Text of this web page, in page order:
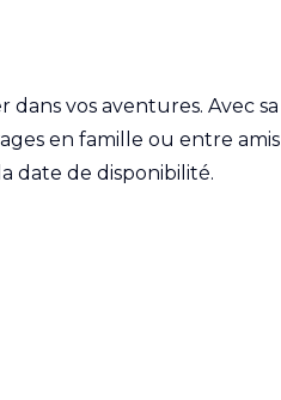
dans vos aventures. Avec sa
en famille ou entre amis
date de disponibilité.